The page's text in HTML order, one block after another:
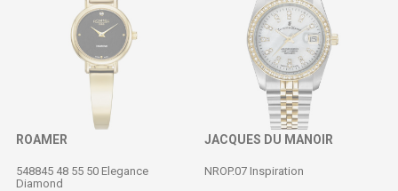
ROAMER
548845 48 55 50 Elegance
Diamond
JACQUES DU MANOIR
NROP.07 Inspiration